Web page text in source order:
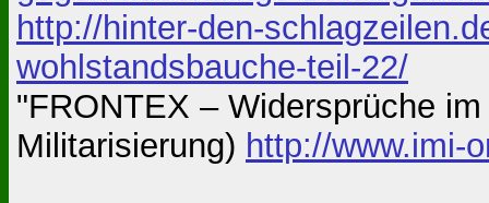
http://hinter-den-
wohlstandsbauche-teil-22/
"FRONTEX – Widersprüche
Militarisierung) http://www.imi-